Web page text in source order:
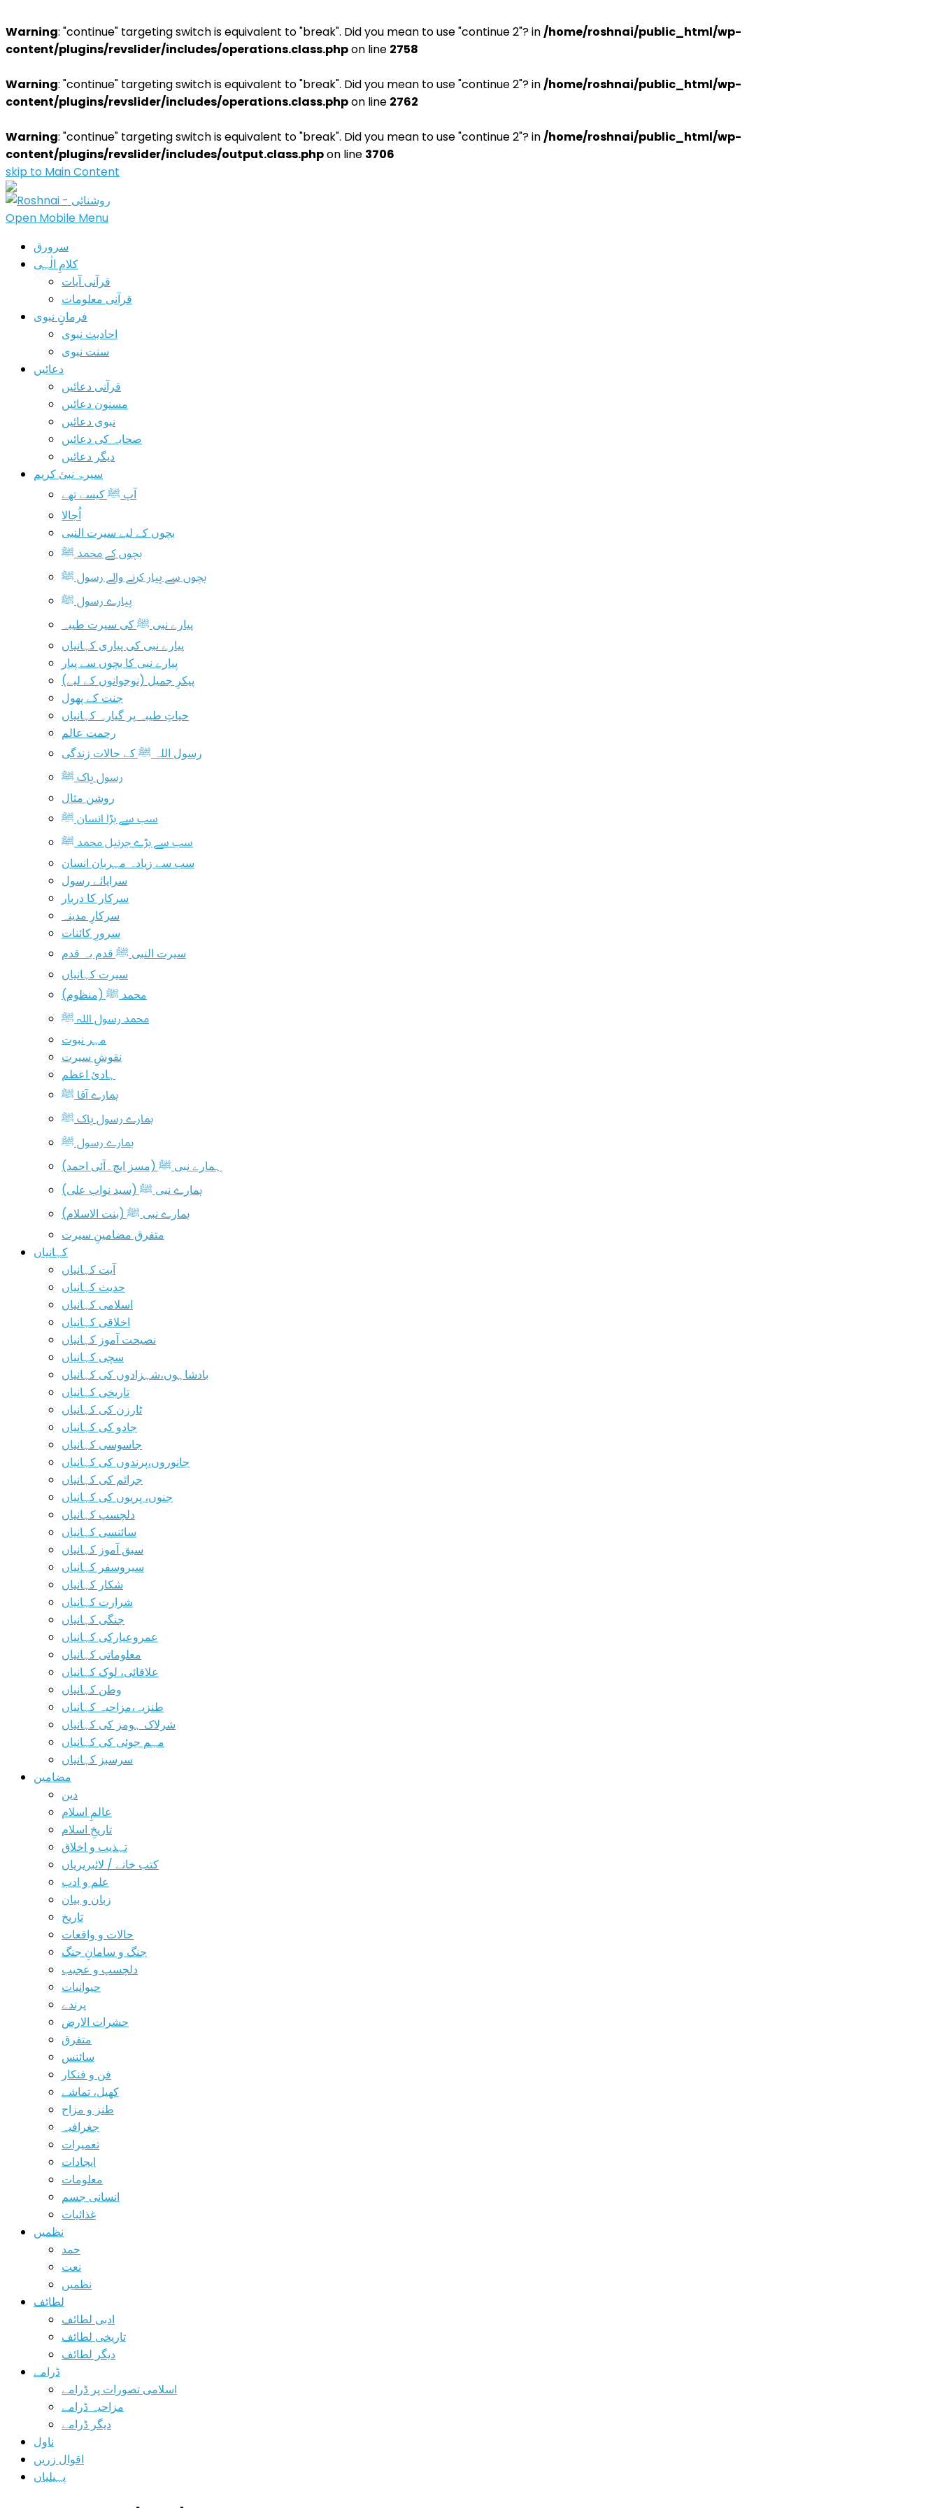
Warning: "continue" targeting switch is equivalent to "break". Did you mean to use "continue 2"? in/home/roshnai/public_html/wp-
content/plugins/revslider/includes/operations.class.phpon line 2758
Warning: "continue" targeting switch is equivalent to "break". Did you mean to use "continue 2"? in/home/roshnai/public_html/wp-
content/plugins/revslider/includes/operations.class.phpon line 2762
Warning: "continue" targeting switch is equivalent to "break". Did you mean to use "continue 2"? in/home/roshnai/public_html/wp-
content/plugins/revslider/includes/output.class.phpon line 3706
skip to Main Content
Open Mobile Menu
سرورق
کلامِ الٰہی
قرآنی آیات
قرآنی معلومات
فرمانِِ نبوی
احادیث نبوی
سنت نبوی
دعائیں
قرآنی دعائیں
مسنون دعائیں
نبوی دعائیں
صحابہ کی دعائیں
دیگر دعائیں
سیرۃ نبیٔ کریم
آپ ﷺ کیسے تھے
اُجالا
بچوں کے لیے سیرت النبی
بچوں کے محمد ﷺ
بچوں سے پیار کرنے والے رسول ﷺ
پیارے رسول ﷺ
پیارے نبی ﷺ کی سیرت طیبہ
پیارے نبی کی پیاری کہانیاں
پیارے نبی کا بچوں سے پیار
پیکرِ جمیل (نوجوانوں کے لیے)
جنت کے پھول
حیاتِ طیبہ پر گیارہ کہانیاں
رحمت عالم
رسول اللہ ﷺ کے حالات زندگی
رسول پاک ﷺ
روشن مثال
سب سے بڑا انسان ﷺ
سب سے بڑے جرنیل محمد ﷺ
سب سے زیادہ مہربان انسان
سراپائے رسول
سرکار کا دربار
سرکارِ مدینہ
سرورِ کائنات
سیرت النبی ﷺ قدم بہ قدم
سیرت کہانیاں
محمد ﷺ (منظوم)
محمد رسول اللہ ﷺ
مہر نبوت
نقوشِ سیرت
ہادیٔ اعظم
ہمارے آقا ﷺ
ہمارے رسول پاک ﷺ
ہمارے رسول ﷺ
ہمارے نبی ﷺ (مسز ایچ۔آئی احمد)
ہمارے نبی ﷺ (سید نواب علی)
ہمارے نبی ﷺ (بنت الاسلام)
متفرق مضامینِ سیرت
کہانیاں
آیت کہانیاں
حدیث کہانیاں
اسلامی کہانیاں
اخلاقی کہانیاں
نصیحت آموز کہانیاں
سچی کہانیاں
بادشاہوں،شہزادوں کی کہانیاں
تاریخی کہانیاں
ٹارزن کی کہانیاں
جادو کی کہانیاں
جاسوسی کہانیاں
جانوروں،پرندوں کی کہانیاں
جرائم کی کہانیاں
جنوں، پریوں کی کہانیاں
دلچسپ کہانیاں
سائنسی کہانیاں
سبق آموز کہانیاں
سیروسفر کہانیاں
شکار کہانیاں
شرارت کہانیاں
جنگی کہانیاں
عمروعیارکی کہانیاں
معلوماتی کہانیاں
علاقائی، لوک کہانیاں
وطن کہانیاں
طنزیہ،مزاحیہ کہانیاں
شرلاک ہومز کی کہانیاں
مہم جوئی کی کہانیاں
سرسبز کہانیاں
مضامین
دین
عالمِ اسلام
تاریخِ اسلام
تہذیب و اخلاق
کتب خانے / لائبریریاں
علم و ادب
زبان و بیان
تاریخ
حالات و واقعات
جنگ و سامانِ جنگ
دلچسپ و عجیب
حیوانیات
پرندے
حشرات الارض
متفرق
سائنس
فن و فنکار
کھیل، تماشے
طنز و مزاح
جغرافیہ
تعمیرات
ایجادات
معلومات
انسانی جسم
غذائیات
نظمیں
حمد
نعت
نظمیں
لطائف
ادبی لطائف
تاریخی لطائف
دیگر لطائف
ڈرامے
اسلامی تصورات پر ڈرامے
مزاحیہ ڈرامے
دیگر ڈرامے
ناول
اقوال زریں
پہیلیاں